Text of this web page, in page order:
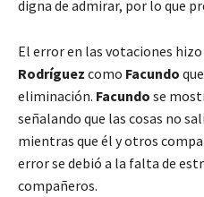
digna de admirar, por lo que
El error en las votaciones
Rodríguez como Facundo
eliminación. Facundo se
señalando que las cosas no
mientras que él y otros
error se debió a la falta de
compañeros.